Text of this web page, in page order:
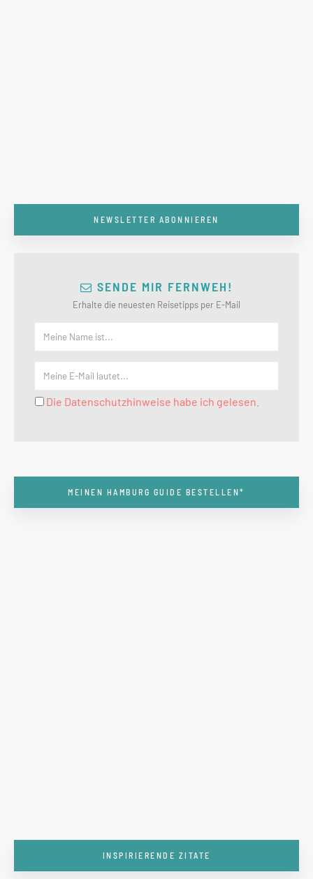
NEWSLETTER ABONNIEREN
SENDE MIR FERNWEH!
Erhalte die neuesten Reisetipps per E-Mail
Die Datenschutzhinweise habe ich gelesen.
MEINEN HAMBURG GUIDE BESTELLEN*
INSPIRIERENDE ZITATE